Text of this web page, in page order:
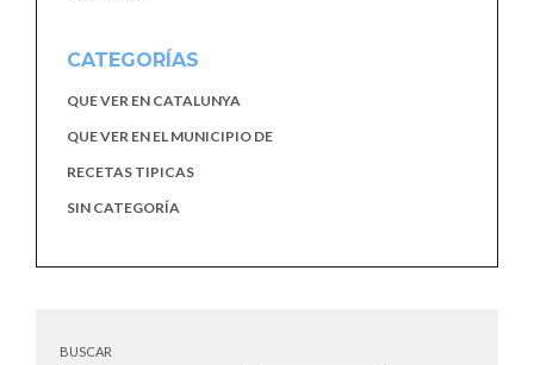
CATEGORÍAS
QUE VER EN CATALUNYA
QUE VER EN EL MUNICIPIO DE
RECETAS TIPICAS
SIN CATEGORÍA
BUSCAR